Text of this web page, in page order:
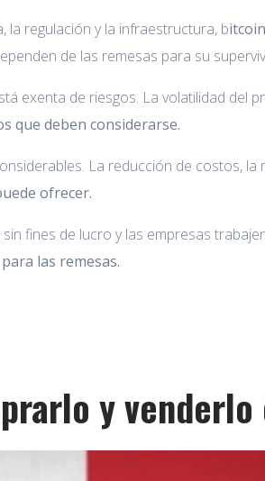
regulación y la infraestructura, b
de las remesas para su
exenta de riesgos. La volatilidad del
que deben considerarse.
La reducción de costos,
ofrecer.
fines de lucro y las empresas
las remesas.
y